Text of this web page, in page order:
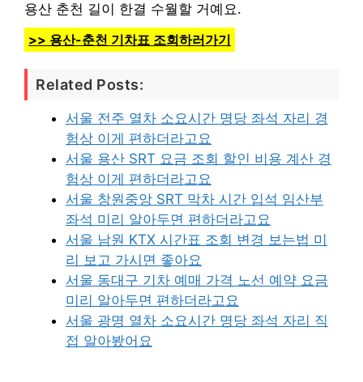
용산 춘천 길이 한결 수월할 거예요.
>> 용산-춘천 기차표 조회하러가기
Related Posts:
서울 전주 열차 소요시간 명당 좌석 자리 경
험상 이게 편하더라고요
서울 용산 SRT 요금 조회 할인 비용 계산 경
험상 이게 편하더라고요
서울 창원중앙 SRT 막차 시간 입석 임산부
좌석 미리 알아두면 편하더라고요
서울 남원 KTX 시간표 조회 변경 보는법 미
리 보고 가시면 좋아요
서울 동대구 기차 예매 가격 노선 예약 요금
미리 알아두면 편하더라고요
서울 광명 열차 소요시간 명당 좌석 자리 직
접 알아봤어요